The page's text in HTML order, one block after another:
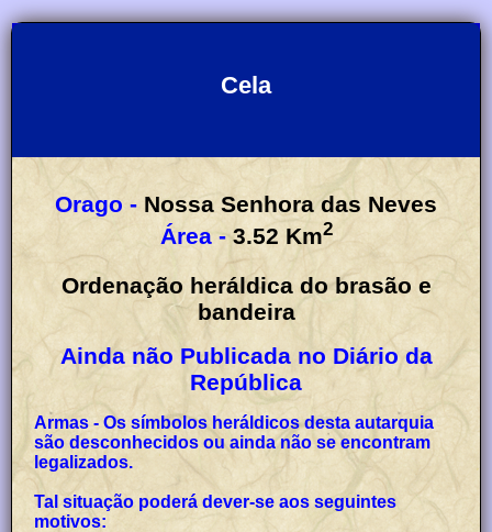
Cela
Orago - Nossa Senhora das Neves
Área - 3.52 Km2
Ordenação heráldica do brasão e
bandeira
Ainda não Publicada no Diário da
República
Armas - Os símbolos heráldicos desta autarquia
são desconhecidos ou ainda não se encontram
legalizados.
Tal situação poderá dever-se aos seguintes
motivos: